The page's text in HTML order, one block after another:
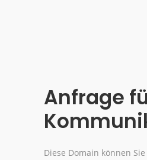
Anfrage
Diese Domain können